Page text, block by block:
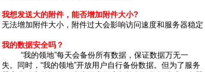
我想发送大的附件，能否增加附件大小?
无法增加附件大小，附件过大会影响访问速度和服务器稳定
我的数据安全吗？
“我的领地”每天会备份所有数据，保证数据万无一
失。同时，“我的领地”开放用户自行备份数据。但为了服务